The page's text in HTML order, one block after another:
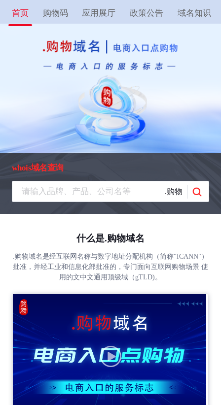
首页 购物码 应用展厅 政策公告 域名知识
whois域名查询
.购物
什么是.购物域名
.购物域名是经互联网名称与数字地址分配机构（简称“ICANN"）
批准，并经工业和信息化部批准的，专门面向互联网购物场景 使
用的文中文通用顶级域（gTLD)。